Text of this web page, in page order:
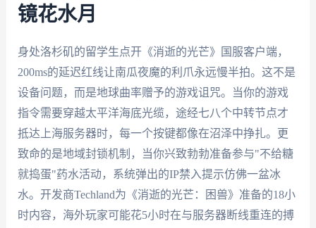
镜花水月
身处洛杉矶的留学生点开《消逝的光芒》国服客户端，
200ms的延迟红线让南瓜夜魔的利爪永远慢半拍。这不是
设备问题，而是地球曲率赠予的游戏诅咒。当你的游戏
指令需要穿越太平洋海底光缆，途经七八个中转节点才
抵达上海服务器时，每一个按键都像在沼泽中挣扎。更
致命的是地域封锁机制，当你兴致勃勃准备参与"不给糖
就捣蛋"药水活动，系统弹出的IP禁入提示仿佛一盆冰
水。开发商Techland为《消逝的光芒：困兽》准备的18小
时内容，海外玩家可能花5小时在与服务器断线重连的搏